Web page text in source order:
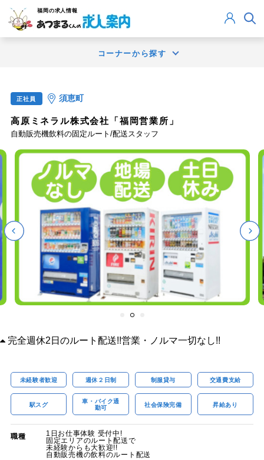
福岡 の求人情報
コーナーから探す
正社員 須恵町
高原ミネラル株式会社「福岡営業所」
自動販売機飲料の固定ルート/配送スタッフ
完全週休2日のルート配送!!営業・ノルマ一切なし!!
未経験者歓迎 週休２日制 制服貸与 交通費支給
駅スグ
車・バイク通
勤可
社会保険完備 昇給あり
職種
1日お仕事体験 受付中!
固定エリアのルート配送で
未経験からも大歓迎!!
自動販売機の飲料のルート配送